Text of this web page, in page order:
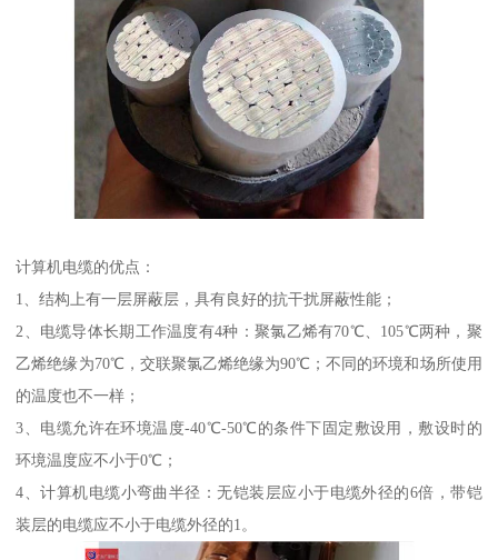
计算机电缆的优点：
1、结构上有一层屏蔽层，具有良好的抗干扰屏蔽性能；
2、电缆导体长期工作温度有4种：聚氯乙烯有70℃、105℃两种，聚
乙烯绝缘为70℃，交联聚氯乙烯绝缘为90℃；不同的环境和场所使用
的温度也不一样；
3、电缆允许在环境温度-40℃-50℃的条件下固定敷设用，敷设时的
环境温度应不小于0℃；
4、计算机电缆小弯曲半径：无铠装层应小于电缆外径的6倍，带铠
装层的电缆应不小于电缆外径的1。